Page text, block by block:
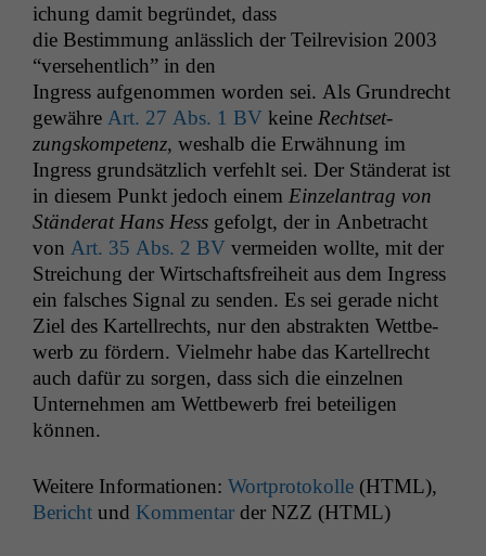
ichung damit begrün­det, dass
die Bes­tim­mung anlässlich der Teil­re­vi­sion 2003
“verse­hentlich” in den
Ingress aufgenom­men wor­den sei. Als Grun­drecht
gewähre Art. 27 Abs. 1 BV keine Recht­set­
zungskom­pe­tenz, weshalb die Erwäh­nung im
Ingress grund­sät­zlich ver­fehlt sei. Der Stän­der­at ist
in diesem Punkt jedoch einem Einze­lantrag von
Stän­der­at Hans Hess gefol­gt, der in Anbe­tra­cht
von Art. 35 Abs. 2 BV ver­mei­den wollte, mit der
Stre­ichung der Wirtschafts­frei­heit aus dem Ingress
ein falsches Sig­nal zu senden. Es sei ger­ade nicht
Ziel des Kartell­rechts, nur den abstrak­ten Wet­tbe­
werb zu fördern. Vielmehr habe das Kartell­recht
auch dafür zu sor­gen, dass sich die einzel­nen
Unternehmen am Wet­tbe­werb frei beteili­gen
können.
Weit­ere Infor­ma­tio­nen: Wort­pro­tokolle (HTML),
Bericht und Kom­men­tar der NZZ (HTML)
nicht
optional, es
damit die
Website
korrekt
angezeigt
werden kann.
Statistiken
Um unsere
Website zu
verbessern,
zeichnen
wir
anonyme
statistische
Funktionalität
Einige